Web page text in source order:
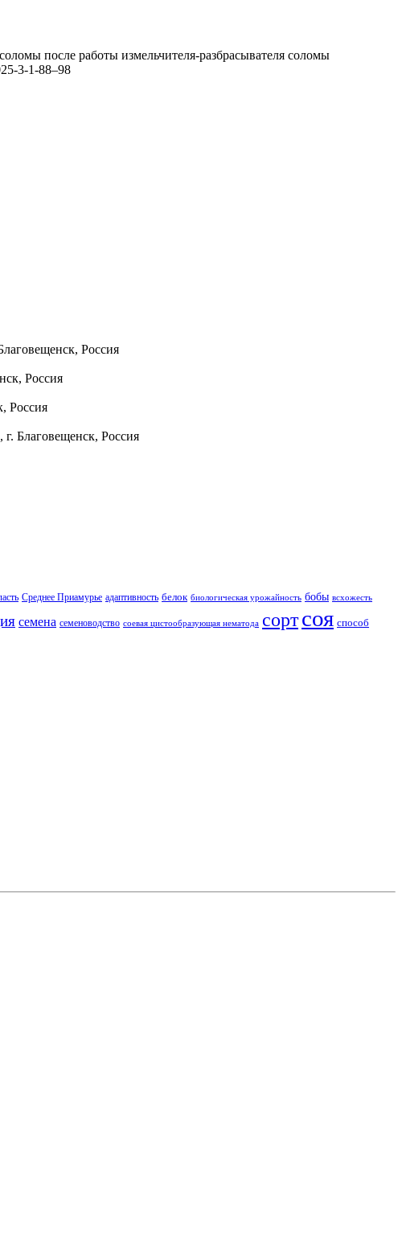
после работы измельчителя-разбрасывателя соломы
3-1-88–98
Россия
Россия
Россия
г. Благовещенск, Россия
Среднее Приамурье адаптивность белок биологическая урожайность бобы всхожесть
семена семеноводство соевая цистообразующая нематода сортсоя способ